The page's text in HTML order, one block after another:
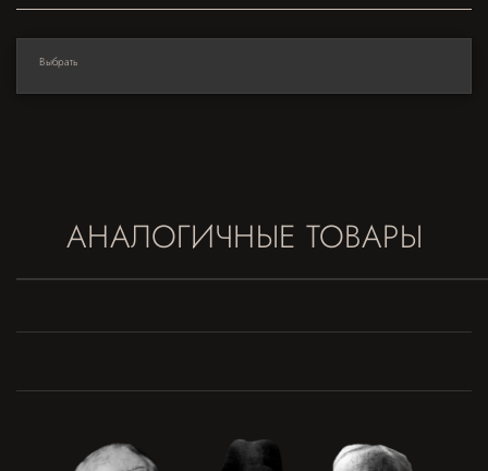
Выбрать
АНАЛОГИЧНЫЕ ТОВАРЫ